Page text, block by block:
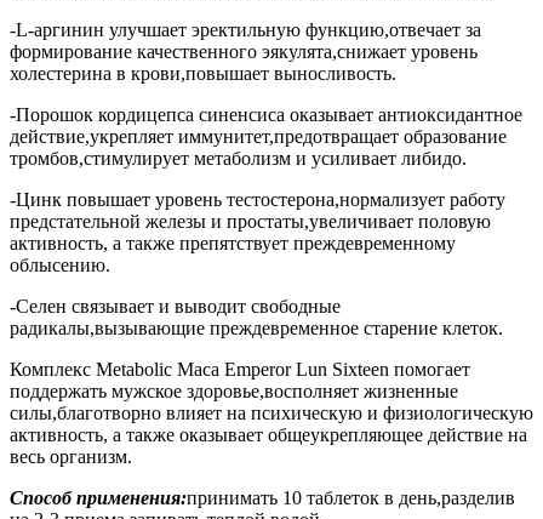
-L-аргинин улучшает эректильную функцию,отвечает за
формирование качественного эякулята,снижает уровень
холестерина в крови,повышает выносливость.
-Порошок кордицепса синенсиса оказывает антиоксидантное
действие,укрепляет иммунитет,предотвращает образование
тромбов,стимулирует метаболизм и усиливает либидо.
-Цинк повышает уровень тестостерона,нормализует работу
предстательной железы и простаты,увеличивает половую
активность, а также препятствует преждевременному
облысению.
-Селен связывает и выводит свободные
радикалы,вызывающие преждевременное старение клеток.
Комплекс Metabolic Maca Emperor Lun Sixteen помогает
поддержать мужское здоровье,восполняет жизненные
силы,благотворно влияет на психическую и физиологическую
активность, а также оказывает общеукрепляющее действие на
весь организм.
Способ применения:принимать 10 таблеток в день,разделив